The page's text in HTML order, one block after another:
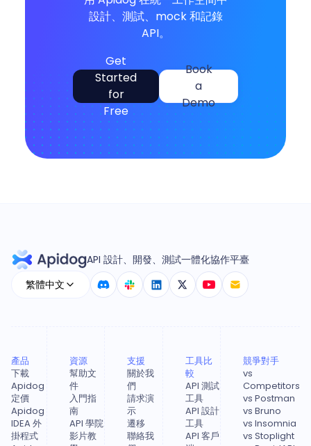
設計、測試、mock 和記錄
API。
Get
Started
for
Free
Book
a
Demo
API 設計、開發、測試一體化協作平臺
繁體中文
產品
下載
Apidog
定價
Apidog
IDEA 外
掛程式
資源
幫助文
件
入門指
南
API 學院
影片教
支援
關於我
們
請求演
示
遷移
聯絡我
工具比
較
API 測試
工具
API 設計
工具
API 客戶
競爭對手
vs
Competitors
vs Postman
vs Bruno
vs Insomnia
vs Stoplight